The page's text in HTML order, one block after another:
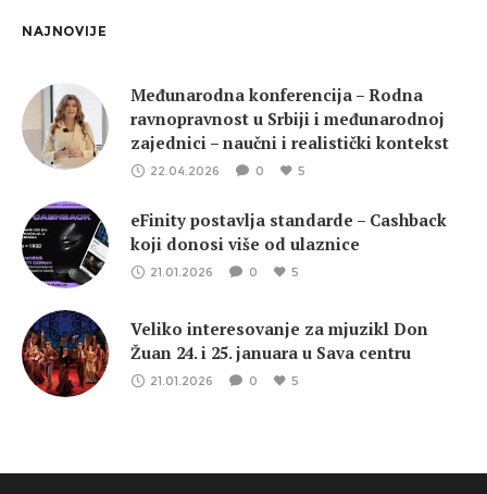
NAJNOVIJE
Međunarodna konferencija – Rodna
ravnopravnost u Srbiji i međunarodnoj
zajednici – naučni i realistički kontekst
22.04.2026 0 5
eFinity postavlja standarde – Cashback
koji donosi više od ulaznice
21.01.2026 0 5
Veliko interesovanje za mjuzikl Don
Žuan 24. i 25. januara u Sava centru
21.01.2026 0 5